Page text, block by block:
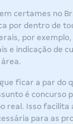
certames no
por dentro de
, por
e indicação de
ficar a par do
é concurso
real. Isso facilita
para as